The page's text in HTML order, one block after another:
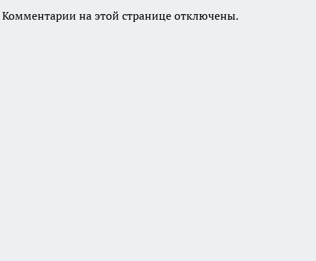
Комментарии на этой странице отключены.